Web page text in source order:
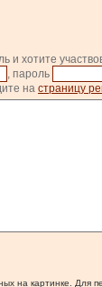
и хотите
, пароль
на страницу
на картинке. Для